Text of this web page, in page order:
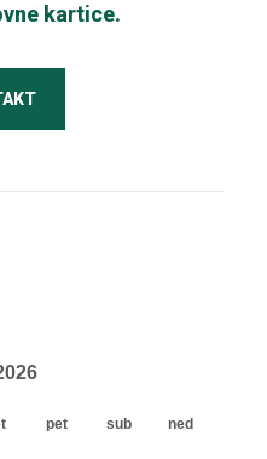
kartice.
pet sub ned